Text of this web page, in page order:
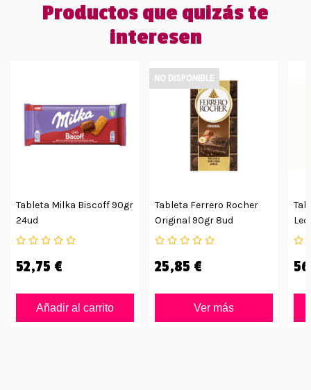
Productos que quizás te
interesen
Tableta Milka Biscoff 90gr
24ud
52,75 €
Añadir al carrito
Tableta Ferrero Rocher
Original 90gr 8ud
25,85 €
Ver más
NO DISPONIBLE